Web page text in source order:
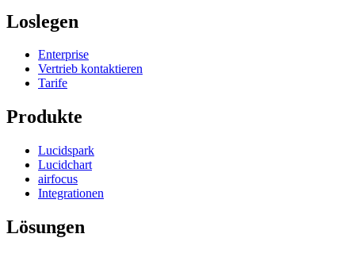
Loslegen
Enterprise
Vertrieb kontaktieren
Tarife
Produkte
Lucidspark
Lucidchart
airfocus
Integrationen
Lösungen